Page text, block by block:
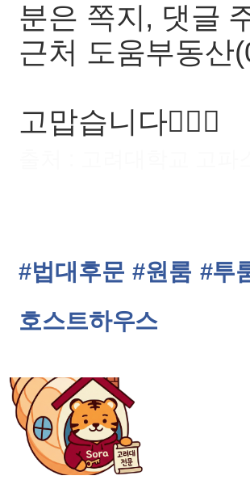
분은 쪽지, 댓글
근처 도움부동산
고맙습니다🙇🏻‍♂️
#법대후문 #원룸 #투
호스트하우스